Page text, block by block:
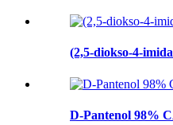
(2,5-diokso-4-
D-Pantenol 98%